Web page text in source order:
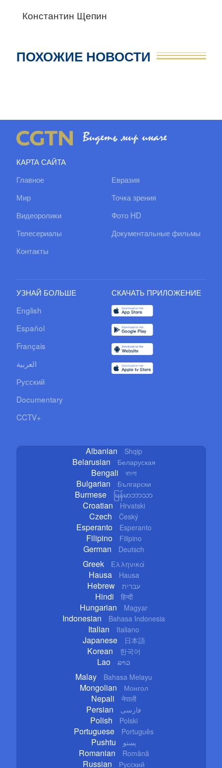
Константин Щепин
ПОХОЖИЕ НОВОСТИ
КАРТА САЙТА
Главное
Евразия
Мир
Точка зрения
Видеоролики
Фото HD
Телесериалы
Документальные фильмы
Контакты
УЗНАЙ БОЛЬШЕ
English
Español
Français
العربية
Русский
Documentary
CCTV+
СКАЧАТЬ ПРИЛОЖЕНИЕ
Albanian Shqip
Belarusian Беларуская
Bengali বাংলা
Bulgarian Български
Burmese မြန်မာဘာသာ
Croatian Hrvatski
Czech Český
Esperanto Esperanto
Filipino Filipino
German Deutsch
Greek Ελληνικά
Hausa Hausa
Hebrew עברית
Hindi हिन्दी
Hungarian Magyar
Indonesian Bahasa Indonesia
Italian Italiano
Japanese 日本語
Korean 한국어
Lao ລາວ
Malay Bahasa Melayu
Mongolian Монгол
Nepali नेपाली
Persian فارسی
Polish Polski
Portuguese Português
Pushtu پښتو
Romanian Română
Russian Русский